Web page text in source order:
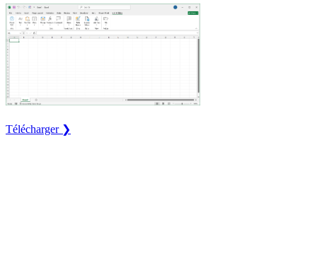
Télécharger ❯